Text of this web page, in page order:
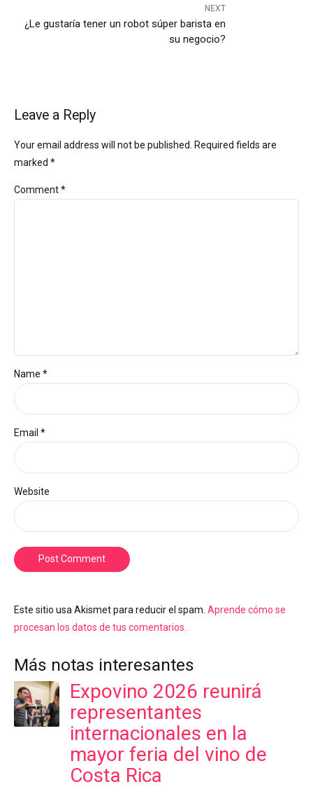
NEXT
¿Le gustaría tener un robot súper barista en
su negocio?
Leave a Reply
Your email address will not be published. Required fields are
marked *
Comment*
Name *
Email *
Website
Post Comment
Este sitio usa Akismet para reducir el spam. Aprende cómo se
procesan los datos de tus comentarios.
Más notas interesantes
Expovino 2026 reunirá
representantes
internacionales en la
mayor feria del vino de
Costa Rica